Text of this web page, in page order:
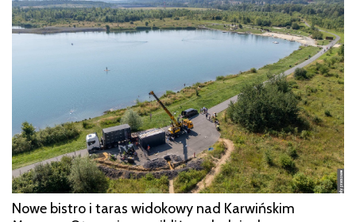
Nowe bistro i taras widokowy nad Karwińskim